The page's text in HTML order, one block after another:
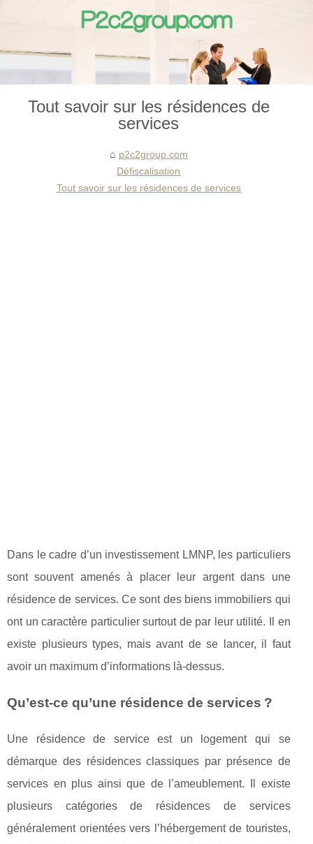
Tout savoir sur les résidences de
services
p2c2group.com
Défiscalisation
Tout savoir sur les résidences de services
Dans le cadre d’un investissement LMNP, les particuliers
sont souvent amenés à placer leur argent dans une
résidence de services. Ce sont des biens immobiliers qui
ont un caractère particulier surtout de par leur utilité. Il en
existe plusieurs types, mais avant de se lancer, il faut
avoir un maximum d’informations là-dessus.
Qu’est-ce qu’une résidence de services ?
Une résidence de service est un logement qui se
démarque des résidences classiques par présence de
services en plus ainsi que de l’ameublement. Il existe
plusieurs catégories de résidences de services
généralement orientées vers l’hébergement de touristes,